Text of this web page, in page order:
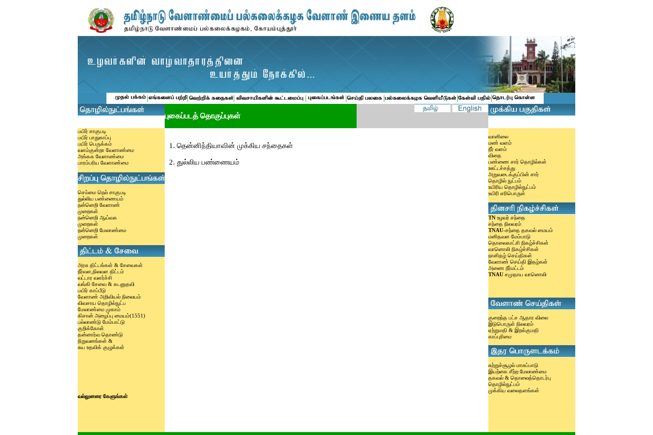
| | | | | | | |
புகைப்படத் தொகுப்புகள்
பயிர் சாகுபடி
பயிர் பாதுகாப்பு
பயிர் பெருக்கம்
வளம்குன்றா வேளாண்மை
அங்கக வேளாண்மை
பாரம்பரிய வேளாண்மை
வானிலை
மண் வளம்
நீர் வளம்
விதை
பண்ணை சார் தொழில்கள்
ஊட்டச்சத்து
அறுவடைக்குப்பின் சார்
தொழில் நுட்பம்
உயிரிய தொழில்நுட்பம்
உயிரி எரிபொருள்
1. தென்னிந்தியாவின் முக்கிய சந்தைகள்
2. துல்லிய பண்ணையம்
செம்மை நெல் சாகுபடி
துல்லிய பண்ணையம்
நன்னெறி வேளாண்
முறைகள்
நன்னெறி ஆய்வக
முறைகள்
நன்னெறி மேலாண்மை
முறைகள்
TN உழவர் சந்தை
சந்தை நிலவரம்
TNAU-சந்தை தகவல் மையம்
மனிதவள மேம்பாடு
தொலைகாட்சி நிகழ்ச்சிகள்
வானொலி நிகழ்ச்சிகள்
நாளிதழ் செய்திகள்
வேளாண் செய்தி இதழ்கள்
அணை நீர்மட்டம்
TNAU சமுதாய வானொலி
அரசு திட்டங்கள் & சேவைகள்
நீர்வள,நிலவள திட்டம்
வட்டார வளர்ச்சி
வங்கி சேவை & கடனுதவி
பயிர் காப்பீடு
வேளாண் அறிவியல் நிலையம்
விவசாய தொழில்நுட்ப
மேலாண்மை முகாம்
கிசான் அழைப்பு மையம்(1551)
பல்லாண்டு மேம்பாட்டு
குறிக்கோள்
தன்னார்வ தொண்டு
நிறுவனங்கள் &
சுய உதவிக் குழுக்கள்
குறைந்த பட்ச ஆதார விலை
இடுபொருள் நிலவரம்
ஏற்றுமதி & இறக்குமதி
காப்புரிமை
சுற்றுச்சூழல் மாசுப்பாடு
இயற்கை சீற்ற மேலாண்மை
தகவல் & தொலைத்தொடர்பு
தொழில்நுட்பம்
முக்கிய வலைதளங்கள்
வல்லுனரை கேளுங்கள்